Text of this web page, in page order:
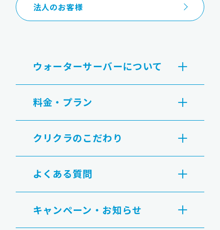
法人のお客様
ウォーターサーバーについて
料金・プラン
クリクラのこだわり
よくある質問
キャンペーン・お知らせ